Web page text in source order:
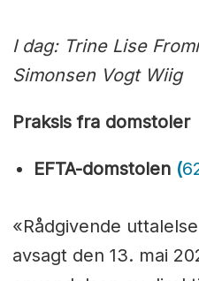
I dag: Trine Lise
Simonsen Vogt Wiig
Praksis fra domstoler
EFTA-domstolen (
«Rådgivende
avsagt den 13. mai